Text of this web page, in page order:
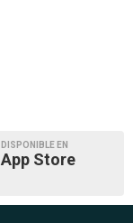
DISPONIBLE EN
App Store